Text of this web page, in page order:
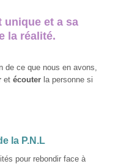
unique et a sa
la réalité.
de ce que nous en avons,
et écouterla personne si
la P.N.L
pour rebondir face à